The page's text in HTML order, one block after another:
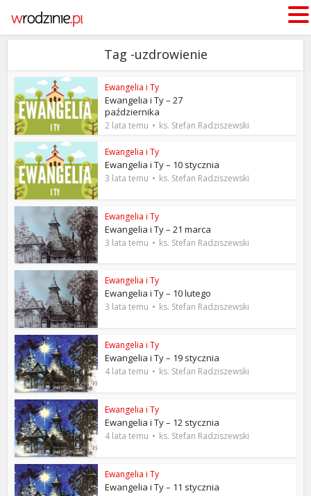
Tag -uzdrowienie
Ewangelia i Ty
Ewangelia i Ty – 27
października
2 lata temu ks. Stefan Radziszewski
Ewangelia i Ty
Ewangelia i Ty – 10 stycznia
3 lata temu ks. Stefan Radziszewski
Ewangelia i Ty
Ewangelia i Ty – 21 marca
3 lata temu ks. Stefan Radziszewski
Ewangelia i Ty
Ewangelia i Ty – 10 lutego
3 lata temu ks. Stefan Radziszewski
Ewangelia i Ty
Ewangelia i Ty – 19 stycznia
4 lata temu ks. Stefan Radziszewski
Ewangelia i Ty
Ewangelia i Ty – 12 stycznia
4 lata temu ks. Stefan Radziszewski
Ewangelia i Ty
Ewangelia i Ty – 11 stycznia